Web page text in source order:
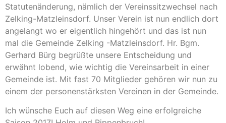
Statutenänderung, nämlich der Vereinssitzwechsel nach
Zelking-Matzleinsdorf. Unser Verein ist nun endlich dort
angelangt wo er eigentlich hingehört und das ist nun
mal die Gemeinde Zelking -Matzleinsdorf. Hr. Bgm.
Gerhard Bürg begrüßte unsere Entscheidung und
erwähnt lobend, wie wichtig die Vereinsarbeit in einer
Gemeinde ist. Mit fast 70 Mitglieder gehören wir nun zu
einem der personenstärksten Vereinen in der Gemeinde.
Ich wünsche Euch auf diesen Weg eine erfolgreiche